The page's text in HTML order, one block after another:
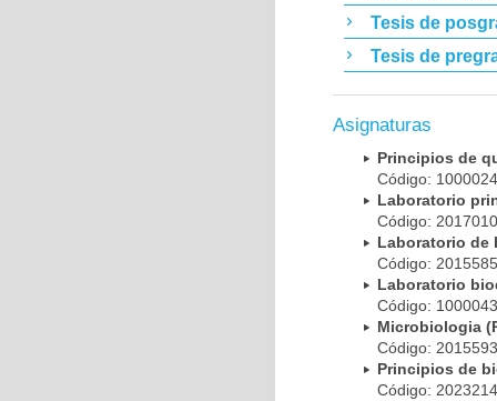
Tesis de
Tesis de
Asignaturas
Principios de
Código:
Laboratorio
Código:
Laboratorio de
Código:
Laboratorio
Código:
Microbiologia
Código:
Principios de
Código: